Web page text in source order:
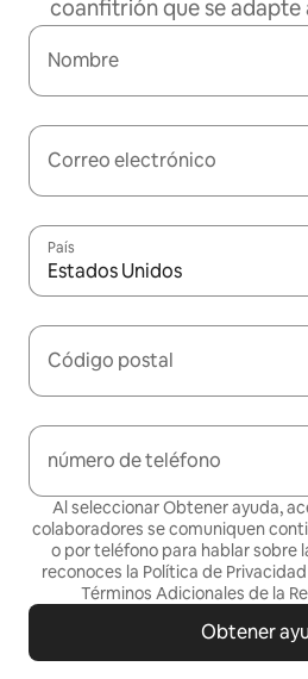
coanfitrión que se adapte
Nombre
Correo electrónico
País
Estados Unidos
Código postal
número de teléfono
Al seleccionar Obtener ayuda,
colaboradores se comuniquen
o por teléfono para hablar sobre
reconoces la Política de
Términos Adicionales de la
Obtener